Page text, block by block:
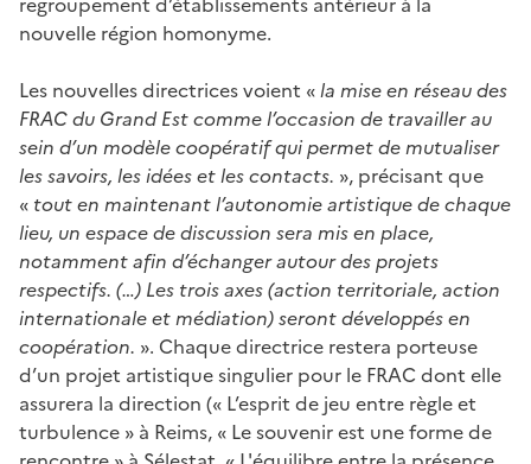
nouvelle région homonyme.
Les nouvelles directrices voient «la mise en réseau des
FRAC du Grand Est comme l’occasion de travailler au
sein d’un modèle coopératif qui permet de mutualiser
les savoirs, les idées et les contacts. », précisant que
« tout en maintenant l’autonomie artistique de chaque
lieu, un espace de discussion sera mis en place,
notamment afin d’échanger autour des projets
respectifs. (…) Les trois axes (action territoriale, action
internationale et médiation) seront développés en
coopération. ». Chaque directrice restera porteuse
d’un projet artistique singulier pour le FRAC dont elle
assurera la direction (« L’esprit de jeu entre règle et
turbulence » à Reims, « Le souvenir est une forme de